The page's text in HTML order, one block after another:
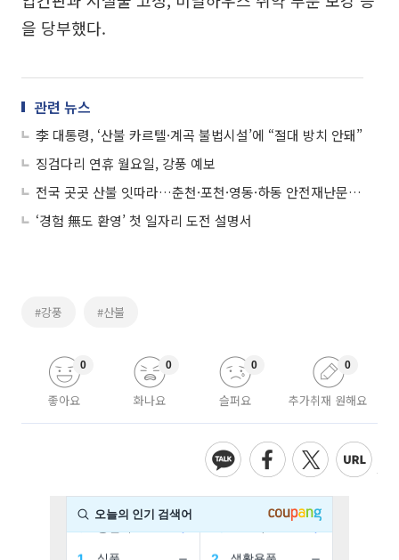
을 당부했다.
관련 뉴스
李 대통령, ‘산불 카르텔·계곡 불법시설’에 “절대 방치 안돼”
징검다리 연휴 월요일, 강풍 예보
전국 곳곳 산불 잇따라…춘천·포천·영동·하동 안전재난문자 발송
‘경험 無도 환영’ 첫 일자리 도전 설명서
#강풍 #산불
좋아요
0
화나요
0
슬퍼요
0
추가취재 원해요
0